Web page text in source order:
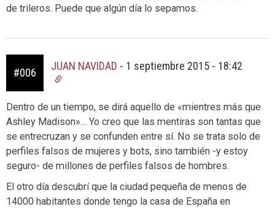
de trileros. Puede que algún día lo sepamos.
#006
JUAN NAVIDAD - 1 septiembre 2015 - 18:42
Dentro de un tiempo, se dirá aquello de «mientres más que
Ashley Madison»… Yo creo que las mentiras son tantas que
se entrecruzan y se confunden entre sí. No se trata solo de
perfiles falsos de mujeres y bots, sino también -y estoy
seguro- de millones de perfiles falsos de hombres.
El otro día descubrí que la ciudad pequeña de menos de
14000 habitantes donde tengo la casa de España en